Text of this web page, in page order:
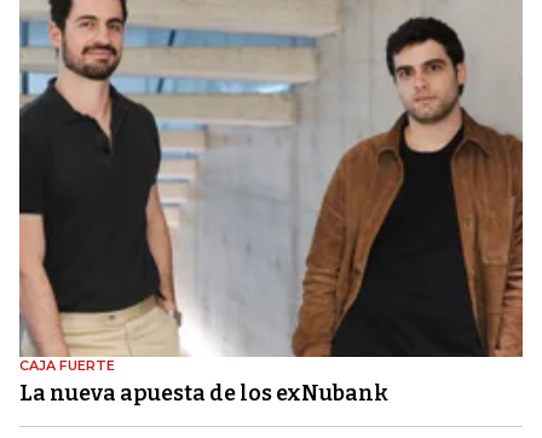
CAJA FUERTE
La nueva apuesta de los exNubank